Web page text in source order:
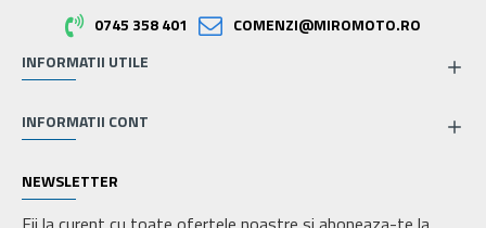
0745 358 401
COMENZI@MIROMOTO.RO
INFORMATII UTILE
INFORMATII CONT
NEWSLETTER